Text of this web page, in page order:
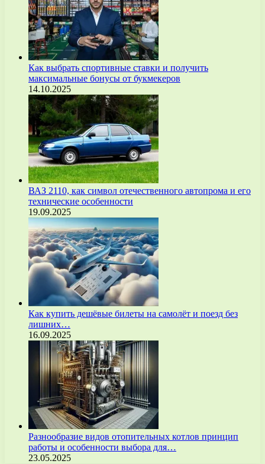
Как выбрать спортивные ставки и получить
максимальные бонусы от букмекеров
14.10.2025
ВАЗ 2110, как символ отечественного автопрома и его
технические особенности
19.09.2025
Как купить дешёвые билеты на самолёт и поезд без
лишних…
16.09.2025
Разнообразие видов отопительных котлов принцип
работы и особенности выбора для…
23.05.2025